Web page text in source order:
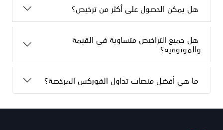
هل يمكن الحصول على أكثر من ترخيص؟
هل جميع التراخيص متساوية في القيمة
والموثوقية؟
ما هي أفضل منصات تداول الفوركس المرخصة؟